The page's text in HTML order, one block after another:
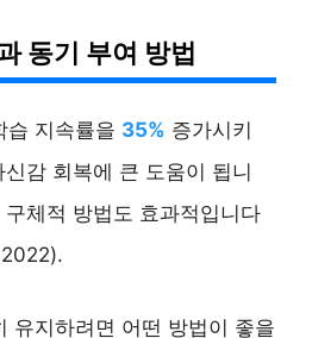
동기 부여 방법
습 지속률을 35% 증가시키
감 회복에 큰 도움이 됩니
체적 방법도 효과적입니다
유지하려면 어떤 방법이 좋을